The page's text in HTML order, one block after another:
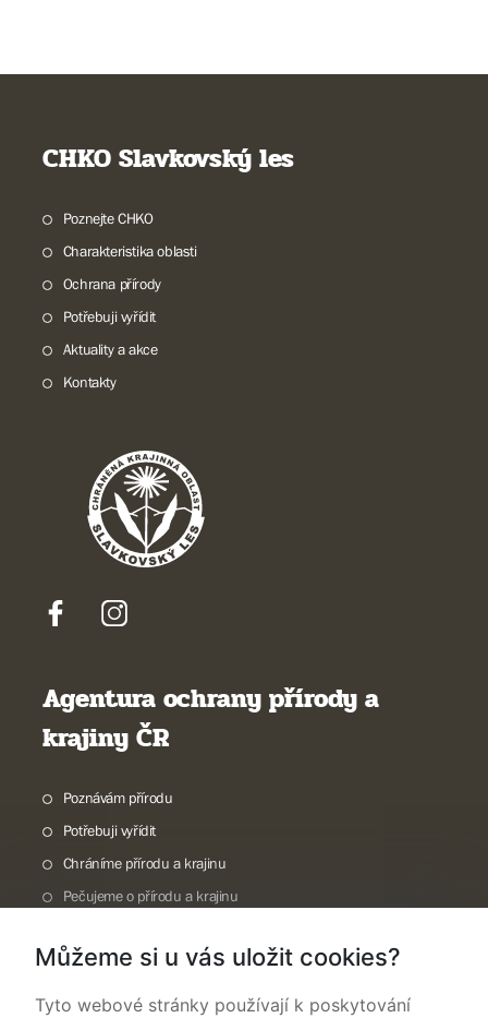
CHKO Slavkovský les
Poznejte CHKO
Charakteristika oblasti
Ochrana přírody
Potřebuji vyřídit
Aktuality a akce
Kontakty
Agentura ochrany přírody a
krajiny ČR
Poznávám přírodu
Potřebuji vyřídit
Chráníme přírodu a krajinu
Pečujeme o přírodu a krajinu
O nás
Můžeme si u vás uložit cookies?
Tyto webové stránky používají k poskytování